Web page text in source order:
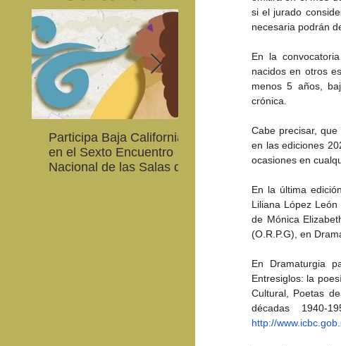
si el jurado
necesaria podrán
En la
nacidos en otros
menos 5 años,
crónica.
Cabe precisar,
en las ediciones
ocasiones en
En la última
Liliana López
de Mónica
(O.R.P.G), en
En Dramaturgia
Entresiglos: la
Cultural, Poetas
http://
Participa Baja California
en el Sexto Encuentro
Nacional de las Salas de
Cultura BC invita a
integrarse a la Red
Estatal de Música 2026